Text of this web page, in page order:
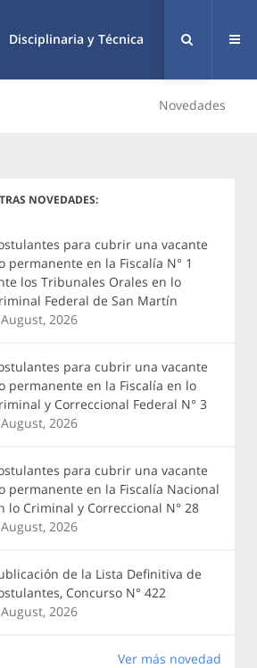
Disciplinaria y Técnica
Novedades
NOVEDADES:
para cubrir una vacante
permanente en la Fiscalía N° 1
los Tribunales Orales en lo
Federal de San Martín
2026
para cubrir una vacante
permanente en la Fiscalía en lo
y Correccional Federal N° 3
2026
para cubrir una vacante
permanente en la Fiscalía Nacional
lo Criminal y Correccional N° 28
2026
de la Lista Definitiva de
Concurso N° 422
2026
Ver más novedad